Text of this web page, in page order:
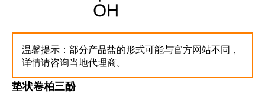
温馨提示：部分产品盐的形式可能与官方网站不同，
详情请咨询当地代理商。
垫状卷柏三酚